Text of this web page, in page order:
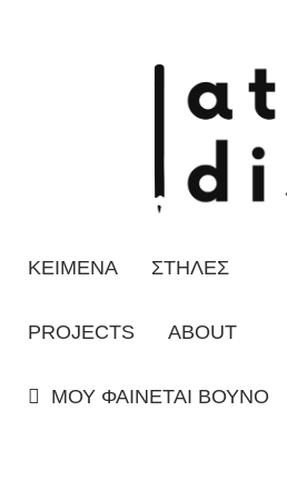
ΚΕΙΜΕΝΑ ΣΤΗΛΕΣ
PROJECTS ABOUT
ΜΟΥ ΦΑΙΝΕΤΑΙ ΒΟΥΝΟ